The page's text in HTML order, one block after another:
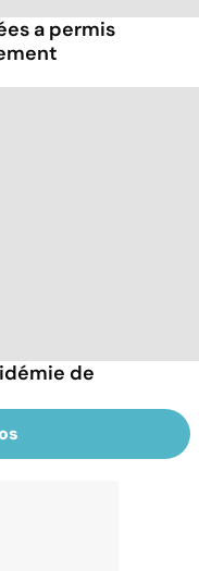
a permis
de